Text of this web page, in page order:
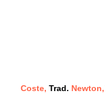
Coste, Trad. Newton,